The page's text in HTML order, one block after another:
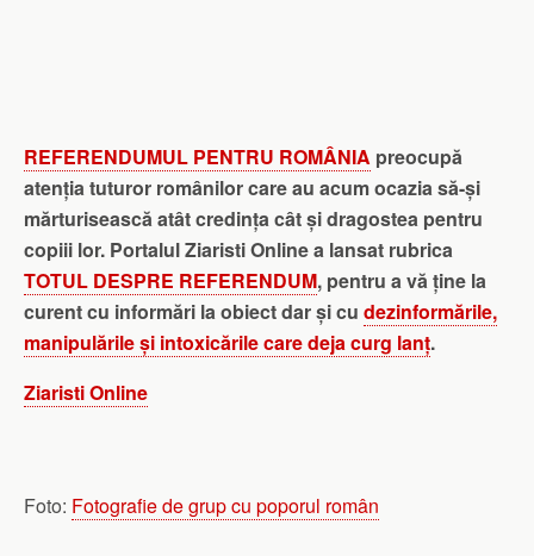
REFERENDUMUL PENTRU ROMÂNIA preocupă
atenția tuturor românilor care au acum ocazia să-și
mărturisească atât credința cât și dragostea pentru
copiii lor. Portalul Ziaristi Online a lansat rubrica
TOTUL DESPRE REFERENDUM, pentru a vă ține la
curent cu informări la obiect dar și cu dezinformările,
manipulările și intoxicările care deja curg lanț.
Ziaristi Online
Foto: Fotografie de grup cu poporul român